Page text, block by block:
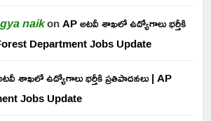
naikonAP అటవీ శాఖలో ఉద్యోగాలు భర్తీకి
Department Jobs Update
శాఖలో ఉద్యోగాలు భర్తీకి ప్రతిపాదనలు | AP
Jobs Update